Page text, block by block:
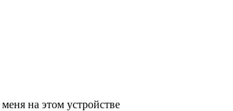
на этом устройстве